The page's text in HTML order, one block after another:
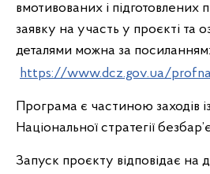
вмотивованих і підготовлених
заявку на участь у проєкті та
деталями можна за посиланням:
https://www.dcz.gov.ua/
Програма є частиною заходів із
Національної стратегії
Запуск проєкту відповідає на